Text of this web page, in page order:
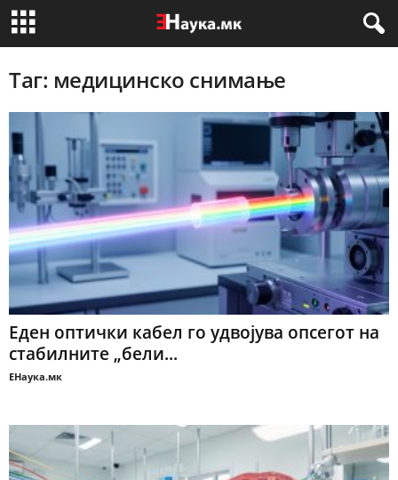
Таг: медицинско снимање
Еден оптички кабел го удвојува опсегот на
стабилните „бели...
ЕНаука.мк